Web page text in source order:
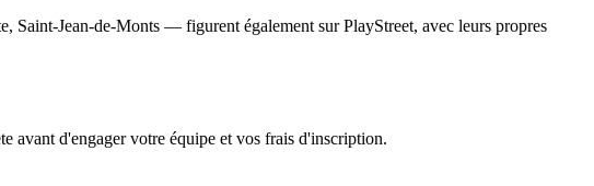
Saint-Jean-de-Monts — figurent également sur PlayStreet, avec leurs propres
avant d'engager votre équipe et vos frais d'inscription.